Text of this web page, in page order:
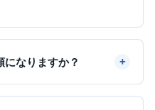
になりますか？